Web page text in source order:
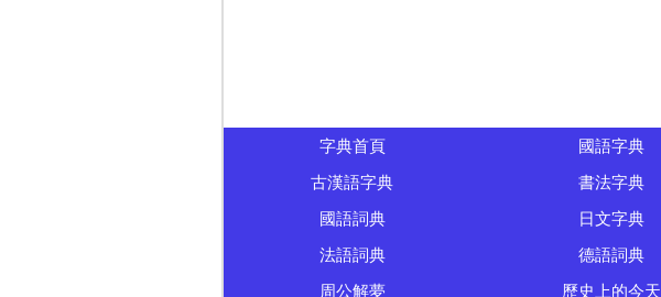
字典首頁 國語字典
古漢語字典
書法字典
國語詞典
日文字典
法語詞典
德語詞典
周公解夢
歷史上的今天